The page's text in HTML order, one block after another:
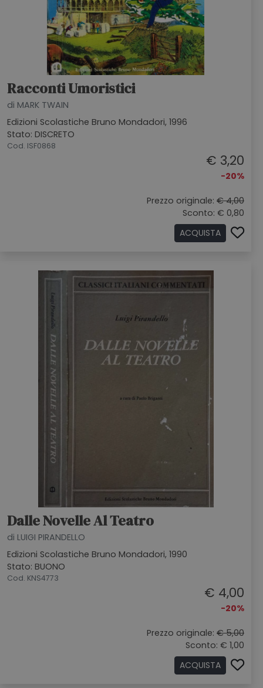
Racconti Umoristici
di MARK TWAIN
Edizioni Scolastiche Bruno Mondadori, 1996
Stato: DISCRETO
Cod. ISF0868
€ 3,20
-20%
Prezzo originale: € 4,00
Sconto: € 0,80
ACQUISTA
Dalle Novelle Al Teatro
di LUIGI PIRANDELLO
Edizioni Scolastiche Bruno Mondadori, 1990
Stato: BUONO
Cod. KNS4773
€ 4,00
-20%
Prezzo originale: € 5,00
Sconto: € 1,00
ACQUISTA